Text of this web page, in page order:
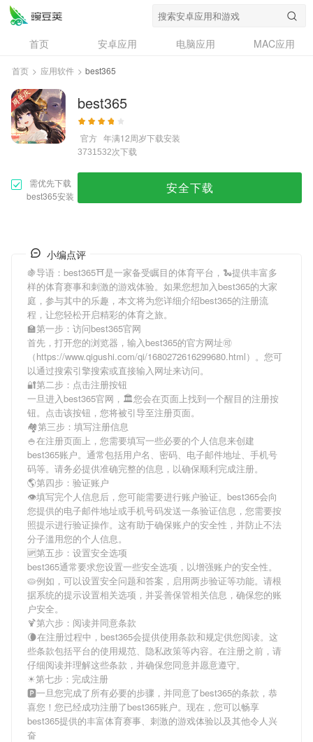
首页 安卓应用 电脑应用
MAC应用
资讯
专题
问答
首页 > 应用软件 > best365
best365
官方 年满12周岁下载安装
3731532次下载
需优先下载
best365安装
安全下载
小编点评
🍇导语： best365⛩是一家备受瞩目的体育平台，🐍提供丰富多
样的体育赛事和刺激的游戏体验。如果您想加入best365的大家
庭，参与其中的乐趣，本文将为您详细介绍best365的注册流
程，让您轻松开启精彩的体育之旅。
🏫第一步：访问best365官网
首先，打开您的浏览器，输入best365的官方网址🉑
（https://www.qigushi.com/qi/1680272616299680.html）。您可
以通过搜索引擎搜索或直接输入网址来访问。
🔐第二步：点击注册按钮
一旦进入best365官网，🏛您会在页面上找到一个醒目的注册按
钮。点击该按钮，您将被引导至注册页面。
🏘第三步：填写注册信息
🍚在注册页面上，您需要填写一些必要的个人信息来创建
best365账户。通常包括用户名、密码、电子邮件地址、手机号
码等。请务必提供准确完整的信息，以确保顺利完成注册。
🌎第四步：验证账户
👁填写完个人信息后，您可能需要进行账户验证。 best365会向
您提供的电子邮件地址或手机号码发送一条验证信息，您需要按
照提示进行验证操作。这有助于确保账户的安全性，并防止不法
分子滥用您的个人信息。
🆙第五步：设置安全选项
best365通常要求您设置一些安全选项，以增强账户的安全性。
🥧例如，可以设置安全问题和答案，启用两步验证等功能。请根
据系统的提示设置相关选项，并妥善保管相关信息，确保您的账
户安全。
🍹第六步：阅读并同意条款
🌘在注册过程中， best365会提供使用条款和规定供您阅读。这
些条款包括平台的使用规范、隐私政策等内容。在注册之前，请
仔细阅读并理解这些条款，并确保您同意并愿意遵守。
☀第七步：完成注册
🅿一旦您完成了所有必要的步骤，并同意了best365的条款，恭
喜您！您已经成功注册了best365账户。现在，您可以畅享
best365提供的丰富体育赛事、刺激的游戏体验以及其他令人兴
奋